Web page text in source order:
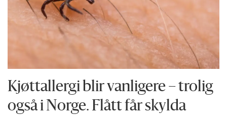
Kjøttallergi blir vanligere – trolig
også i Norge. Flått får skylda